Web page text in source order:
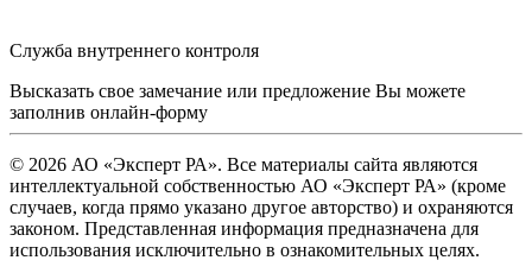
Служба внутреннего контроля
Высказать свое замечание или предложение Вы можете
заполнив онлайн-форму
© 2026 АО «Эксперт РА». Все материалы сайта являются
интеллектуальной собственностью АО «Эксперт РА» (кроме
случаев, когда прямо указано другое авторство) и охраняются
законом. Представленная информация предназначена для
использования исключительно в ознакомительных целях.